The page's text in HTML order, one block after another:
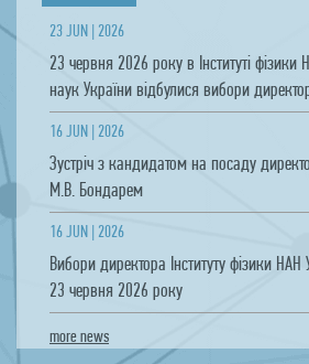
23 JUN | 2026
23 червня 2026 року в Інституті фізики
наук України відбулися вибори
16 JUN | 2026
Зустріч з кандидатом на посаду
М.В. Бондарем
16 JUN | 2026
Вибори директора Інституту фізики НАН
23 червня 2026 року
more news